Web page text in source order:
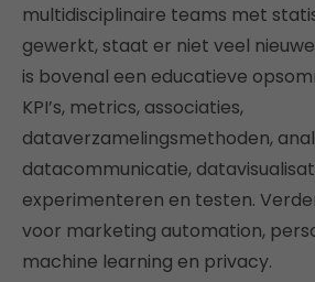
multidisciplinaire teams met
gewerkt, staat er niet veel
is bovenal een educatieve
KPI’s, metrics, associaties,
dataverzamelingsmethoden,
datacommunicatie,
experimenteren en testen.
voor marketing automation,
machine learning en privacy.